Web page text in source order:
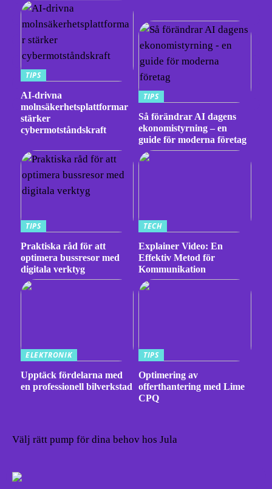
TIPS
AI-drivna
molnsäkerhetsplattformar
stärker
cybermotståndskraft
TIPS
Så förändrar AI dagens
ekonomistyrning – en
guide för moderna företag
TIPS
Praktiska råd för att
optimera bussresor med
digitala verktyg
TECH
Explainer Video: En
Effektiv Metod för
Kommunikation
ELEKTRONIK
Upptäck fördelarna med
en professionell bilverkstad
TIPS
Optimering av
offerthantering med Lime
CPQ
Välj rätt pump för dina behov hos Jula